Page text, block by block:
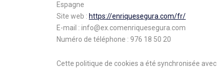
Espagne
Site web : https://enriquesegura.com/fr/
E-mail : info@ex.comenriquesegura.com
Numéro de téléphone : 976 18 50 20
Cette politique de cookies a été synchronisée avec